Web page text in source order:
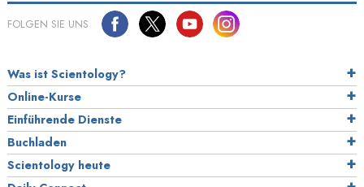
FOLGEN SIE UNS
Was ist Scientology?
Online-Kurse
Einführende Dienste
Buchladen
Scientology heute